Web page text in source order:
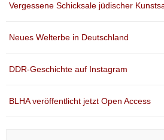
Vergessene Schicksale jüdischer
Neues Welterbe in Deutschland
DDR-Geschichte auf Instagram
BLHA veröffentlicht jetzt Open Access